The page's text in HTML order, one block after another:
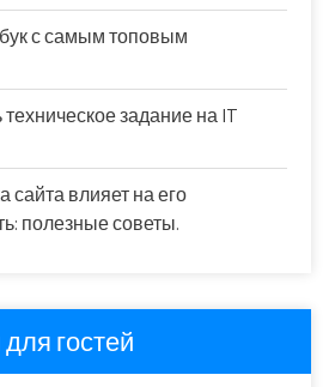
с самым топовым
техническое задание на IT
сайта влияет на его
полезные советы.
гостей